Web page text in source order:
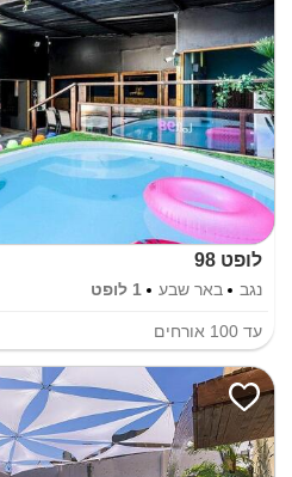
לופט 98
נגב באר שבע 1 לופט
עד 100 אורחים